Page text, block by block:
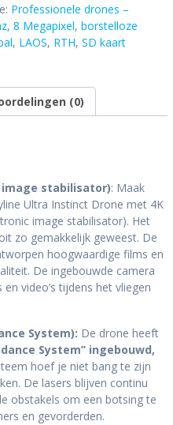
Professionele drones –
, 8 Megapixel, borstelloze
, LAOS, RTH, SD kaart
(0)
image stabilisator): Maak
Ultra Instinct Drone met 4K
image stabilisator). Het
zo gemakkelijk geweest. De
hoogwaardige films en
De ingebouwde camera
video’s tijdens het vliegen
System): De drone heeft
System’’ ingebouwd,
hoef je niet bang te zijn
De lasers blijven continu
obstakels om een botsing te
en gevorderden.